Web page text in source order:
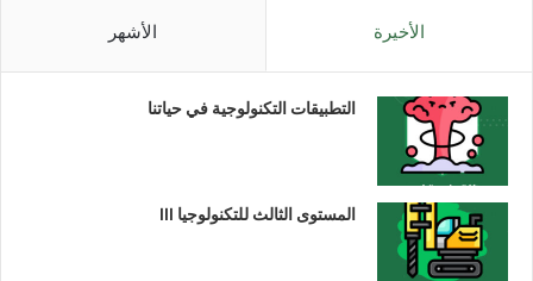
الأخيرة الأشهر
التطبيقات التكنولوجية في حياتنا
المستوى الثالث للتكنولوجيا III